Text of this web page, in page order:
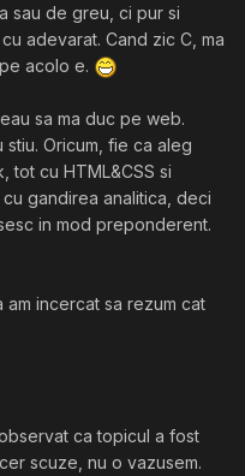
sau de greu, ci pur si
adevarat. Cand zic C, ma
acolo e.
sa ma duc pe web.
Oricum, fie ca aleg
tot cu HTML&CSS si
gandirea analitica, deci
in mod preponderent.
am incercat sa rezum cat
ca topicul a fost
scuze, nu o vazusem.